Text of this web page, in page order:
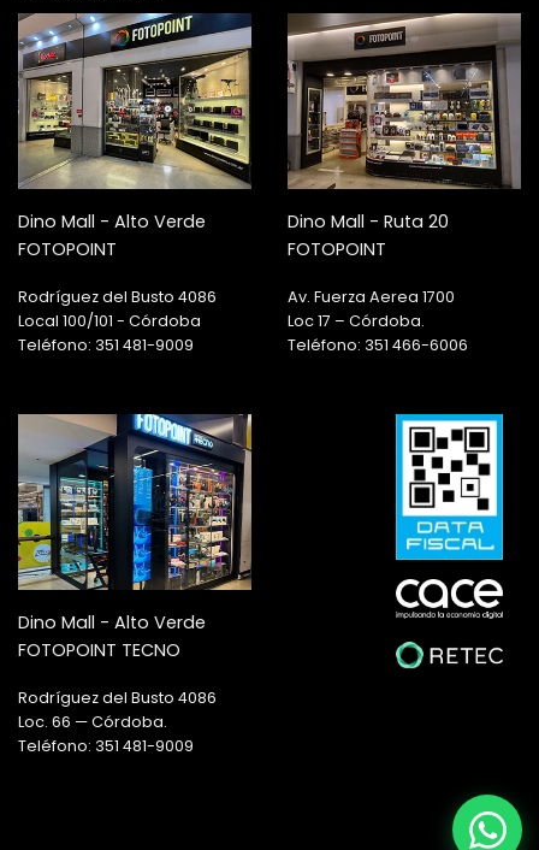
Dino Mall - Alto Verde
FOTOPOINT
Rodríguez del Busto 4086
Local 100/101 - Córdoba
Teléfono: 351 481-9009
Dino Mall - Ruta 20
FOTOPOINT
Av. Fuerza Aerea 1700
Loc 17 – Córdoba.
Teléfono: 351 466-6006
Dino Mall - Alto Verde
FOTOPOINT TECNO
Rodríguez del Busto 4086
Loc. 66 — Córdoba.
Teléfono: 351 481-9009